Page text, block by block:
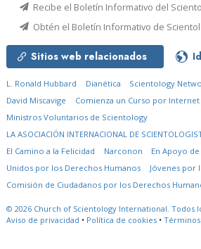
Recibe el Boletín Informativo del
Obtén el Boletín Informativo de
Sitios web relacionados
L. Ronald Hubbard Dianética Scientology
David Miscavige
Comienza un Curso por Internet
Ministros Voluntarios de Scientology
LA ASOCIACIÓN INTERNACIONAL DE
El Camino a la Felicidad
Narconon
En Apoyo
Unidos por los Derechos Humanos
Jóvenes por
Comisión de Ciudadanos por los Derechos
© 2026 Church of Scientology International. Todos
Aviso de privacidad • Política de cookies •